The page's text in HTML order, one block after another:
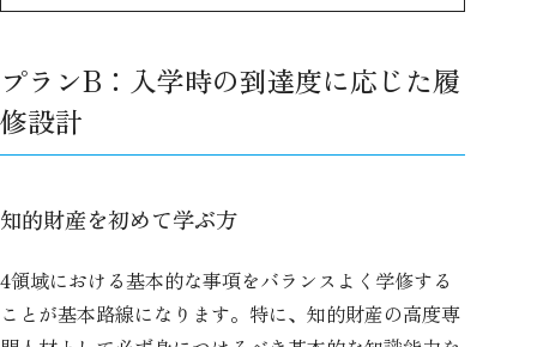
プランB：入学時の到達度に応じた履
修設計
知的財産を初めて学ぶ方
4領域における基本的な事項をバランスよく学修する
ことが基本路線になります。特に、知的財産の高度専